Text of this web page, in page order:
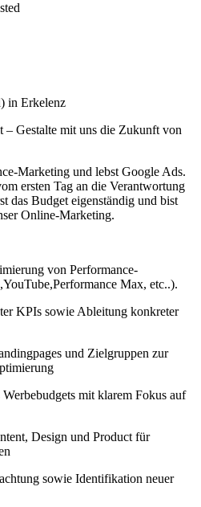
in Erkelenz
Gestalte mit uns die Zukunft von
Marketing und lebst Google Ads.
ersten Tag an die Verantwortung
das Budget eigenständig und bist
Online-Marketing.
von Performance-
Max, etc..).
KPIs sowie Ableitung konkreter
und Zielgruppen zur
mit klarem Fokus auf
Design und Product für
sowie Identifikation neuer